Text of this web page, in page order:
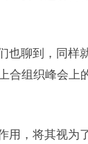
也聊到，同样
组织峰会上
用，将其视为